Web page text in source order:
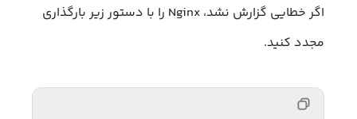
اگر خطایی گزارش نشد، Nginx را با دستور زیر بارگذاری
مجدد کنید.